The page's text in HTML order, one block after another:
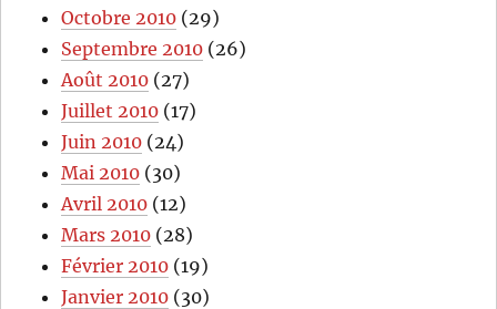
Octobre 2010 (29)
Septembre 2010 (26)
Août 2010 (27)
Juillet 2010 (17)
Juin 2010 (24)
Mai 2010 (30)
Avril 2010 (12)
Mars 2010 (28)
Février 2010 (19)
Janvier 2010 (30)